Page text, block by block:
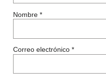
Nombre *
Correo electrónico *